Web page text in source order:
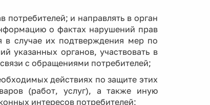
и направлять в орган
о фактах нарушений прав
в случае их подтверждения мер по
указанных органов, участвовать в
с обращениями потребителей;
действиях по защите этих
(работ, услуг), а также иную
интересов потребителей;